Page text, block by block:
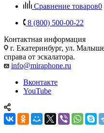
Сравнение товаров0
8 (800) 500-00-22
Контактная информация
г. Екатеринбург, ул.
справа от эскалатора.
info@miraphone.ru
Вконтакте
YouTube